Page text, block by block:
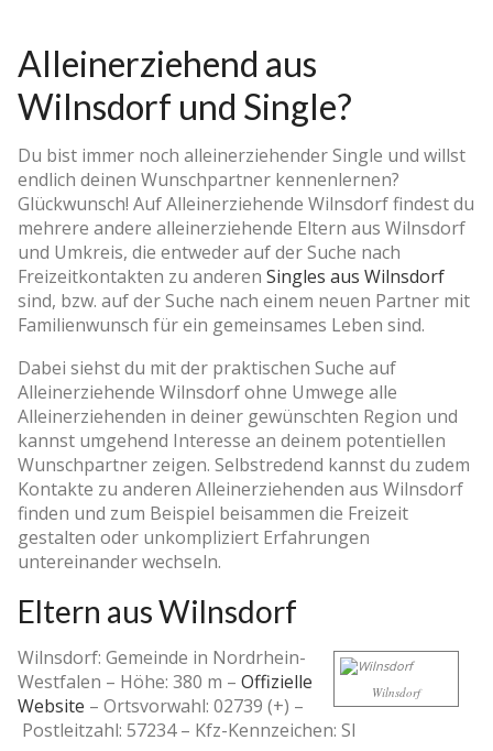
Alleinerziehend aus
Wilnsdorf und Single?
Du bist immer noch alleinerziehender Single und willst
endlich deinen Wunschpartner kennenlernen?
Glückwunsch! Auf Alleinerziehende Wilnsdorf findest du
mehrere andere alleinerziehende Eltern aus Wilnsdorf
und Umkreis, die entweder auf der Suche nach
Freizeitkontakten zu anderen Singles aus Wilnsdorf
sind, bzw. auf der Suche nach einem neuen Partner mit
Familienwunsch für ein gemeinsames Leben sind.
Dabei siehst du mit der praktischen Suche auf
Alleinerziehende Wilnsdorf ohne Umwege alle
Alleinerziehenden in deiner gewünschten Region und
kannst umgehend Interesse an deinem potentiellen
Wunschpartner zeigen. Selbstredend kannst du zudem
Kontakte zu anderen Alleinerziehenden aus Wilnsdorf
finden und zum Beispiel beisammen die Freizeit
gestalten oder unkompliziert Erfahrungen
untereinander wechseln.
Eltern aus Wilnsdorf
Wilnsdorf
Wilnsdorf: Gemeinde in Nordrhein-
Westfalen – Höhe: 380 m – Offizielle
Website – Ortsvorwahl: 02739 (+) –
Postleitzahl: 57234– Kfz-Kennzeichen: SI